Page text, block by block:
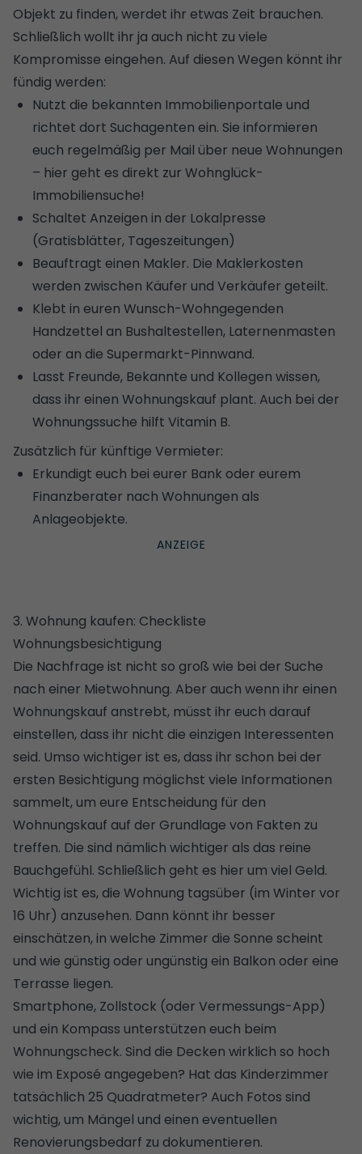
Objekt zu finden, werdet ihr etwas Zeit brauchen.
Schließlich wollt ihr ja auch nicht zu viele
Kompromisse eingehen. Auf diesen Wegen könnt ihr
fündig werden:
Nutzt die bekannten Immobilienportale und
richtet dort Suchagenten ein. Sie informieren
euch regelmäßig per Mail über neue Wohnungen
– hier geht es direkt zur Wohnglück-
Immobiliensuche!
Schaltet Anzeigen in der Lokalpresse
(Gratisblätter, Tageszeitungen)
Beauftragt einen Makler. Die Maklerkosten
werden zwischen Käufer und Verkäufer geteilt.
Klebt in euren Wunsch-Wohngegenden
Handzettel an Bushaltestellen, Laternenmasten
oder an die Supermarkt-Pinnwand.
Lasst Freunde, Bekannte und Kollegen wissen,
dass ihr einen Wohnungskauf plant. Auch bei der
Wohnungssuche hilft Vitamin B.
Zusätzlich für künftige Vermieter:
Erkundigt euch bei eurer Bank oder eurem
Finanzberater nach Wohnungen als
Anlageobjekte.
3. Wohnung kaufen: Checkliste
Wohnungsbesichtigung
Die Nachfrage ist nicht so groß wie bei der Suche
nach einer Mietwohnung. Aber auch wenn ihr einen
Wohnungskauf anstrebt, müsst ihr euch darauf
einstellen, dass ihr nicht die einzigen Interessenten
seid. Umso wichtiger ist es, dass ihr schon bei der
ersten Besichtigung möglichst viele Informationen
sammelt, um eure Entscheidung für den
Wohnungskauf auf der Grundlage von Fakten zu
treffen. Die sind nämlich wichtiger als das reine
Bauchgefühl. Schließlich geht es hier um viel Geld.
Wichtig ist es, die Wohnung tagsüber (im Winter vor
16 Uhr) anzusehen. Dann könnt ihr besser
einschätzen, in welche Zimmer die Sonne scheint
und wie günstig oder ungünstig ein Balkon oder eine
Terrasse liegen.
Smartphone, Zollstock (oder Vermessungs-App)
und ein Kompass unterstützen euch beim
Wohnungscheck. Sind die Decken wirklich so hoch
wie im Exposé angegeben? Hat das Kinderzimmer
tatsächlich 25 Quadratmeter? Auch Fotos sind
wichtig, um Mängel und einen eventuellen
Renovierungsbedarf zu dokumentieren.